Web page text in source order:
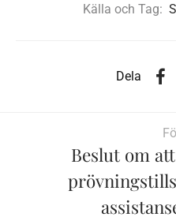
Källa och Tag:
Dela
Beslut om